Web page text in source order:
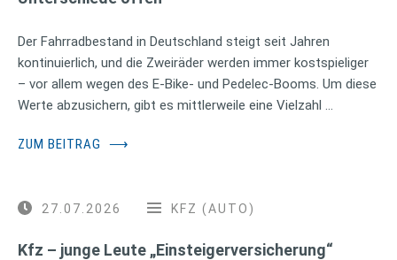
Der Fahrradbestand in Deutschland steigt seit Jahren
kontinuierlich, und die Zweiräder werden immer kostspieliger
– vor allem wegen des E-Bike- und Pedelec-Booms. Um diese
Werte abzusichern, gibt es mittlerweile eine Vielzahl …
ZUM BEITRAG ⟶
27.07.2026 KFZ (AUTO)
Kfz – junge Leute „Einsteigerversicherung“